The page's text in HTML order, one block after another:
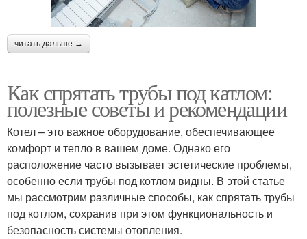
читать дальше →
Как спрятать трубы под катлом:
полезные советы и рекомендации
Котел – это важное оборудование, обеспечивающее
комфорт и тепло в вашем доме. Однако его
расположение часто вызывает эстетические проблемы,
особенно если трубы под котлом видны. В этой статье
мы рассмотрим различные способы, как спрятать трубы
под котлом, сохранив при этом функциональность и
безопасность системы отопления.